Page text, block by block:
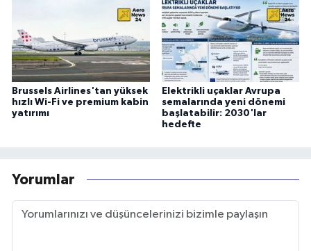
Brussels Airlines'tan yüksek
hızlı Wi-Fi ve premium kabin
yatırımı
Elektrikli uçaklar Avrupa
semalarında yeni dönemi
başlatabilir: 2030'lar
hedefte
Yorumlar